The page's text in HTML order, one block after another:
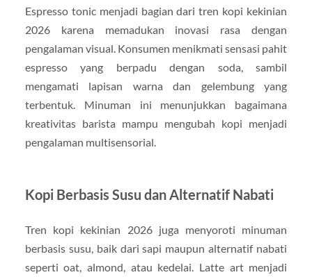
Espresso tonic menjadi bagian dari tren kopi kekinian
2026 karena memadukan inovasi rasa dengan
pengalaman visual. Konsumen menikmati sensasi pahit
espresso yang berpadu dengan soda, sambil
mengamati lapisan warna dan gelembung yang
terbentuk. Minuman ini menunjukkan bagaimana
kreativitas barista mampu mengubah kopi menjadi
pengalaman multisensorial.
Kopi Berbasis Susu dan Alternatif Nabati
Tren kopi kekinian 2026 juga menyoroti minuman
berbasis susu, baik dari sapi maupun alternatif nabati
seperti oat, almond, atau kedelai. Latte art menjadi